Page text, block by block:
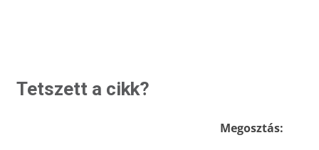
Tetszett a cikk?
Megosztás: